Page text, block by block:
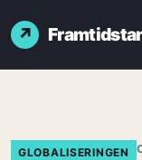
GLOBALISERINGEN